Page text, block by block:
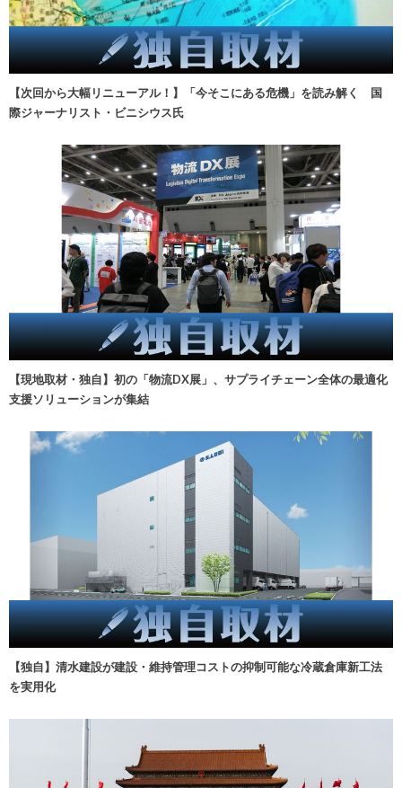
【次回から大幅リニューアル！】「今そこにある危機」を読み解く 国
際ジャーナリスト・ビニシウス氏
【現地取材・独自】初の「物流DX展」、サプライチェーン全体の最適化
支援ソリューションが集結
【独自】清水建設が建設・維持管理コストの抑制可能な冷蔵倉庫新工法
を実用化